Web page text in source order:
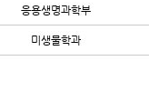
응용생명과학부
미생물학과